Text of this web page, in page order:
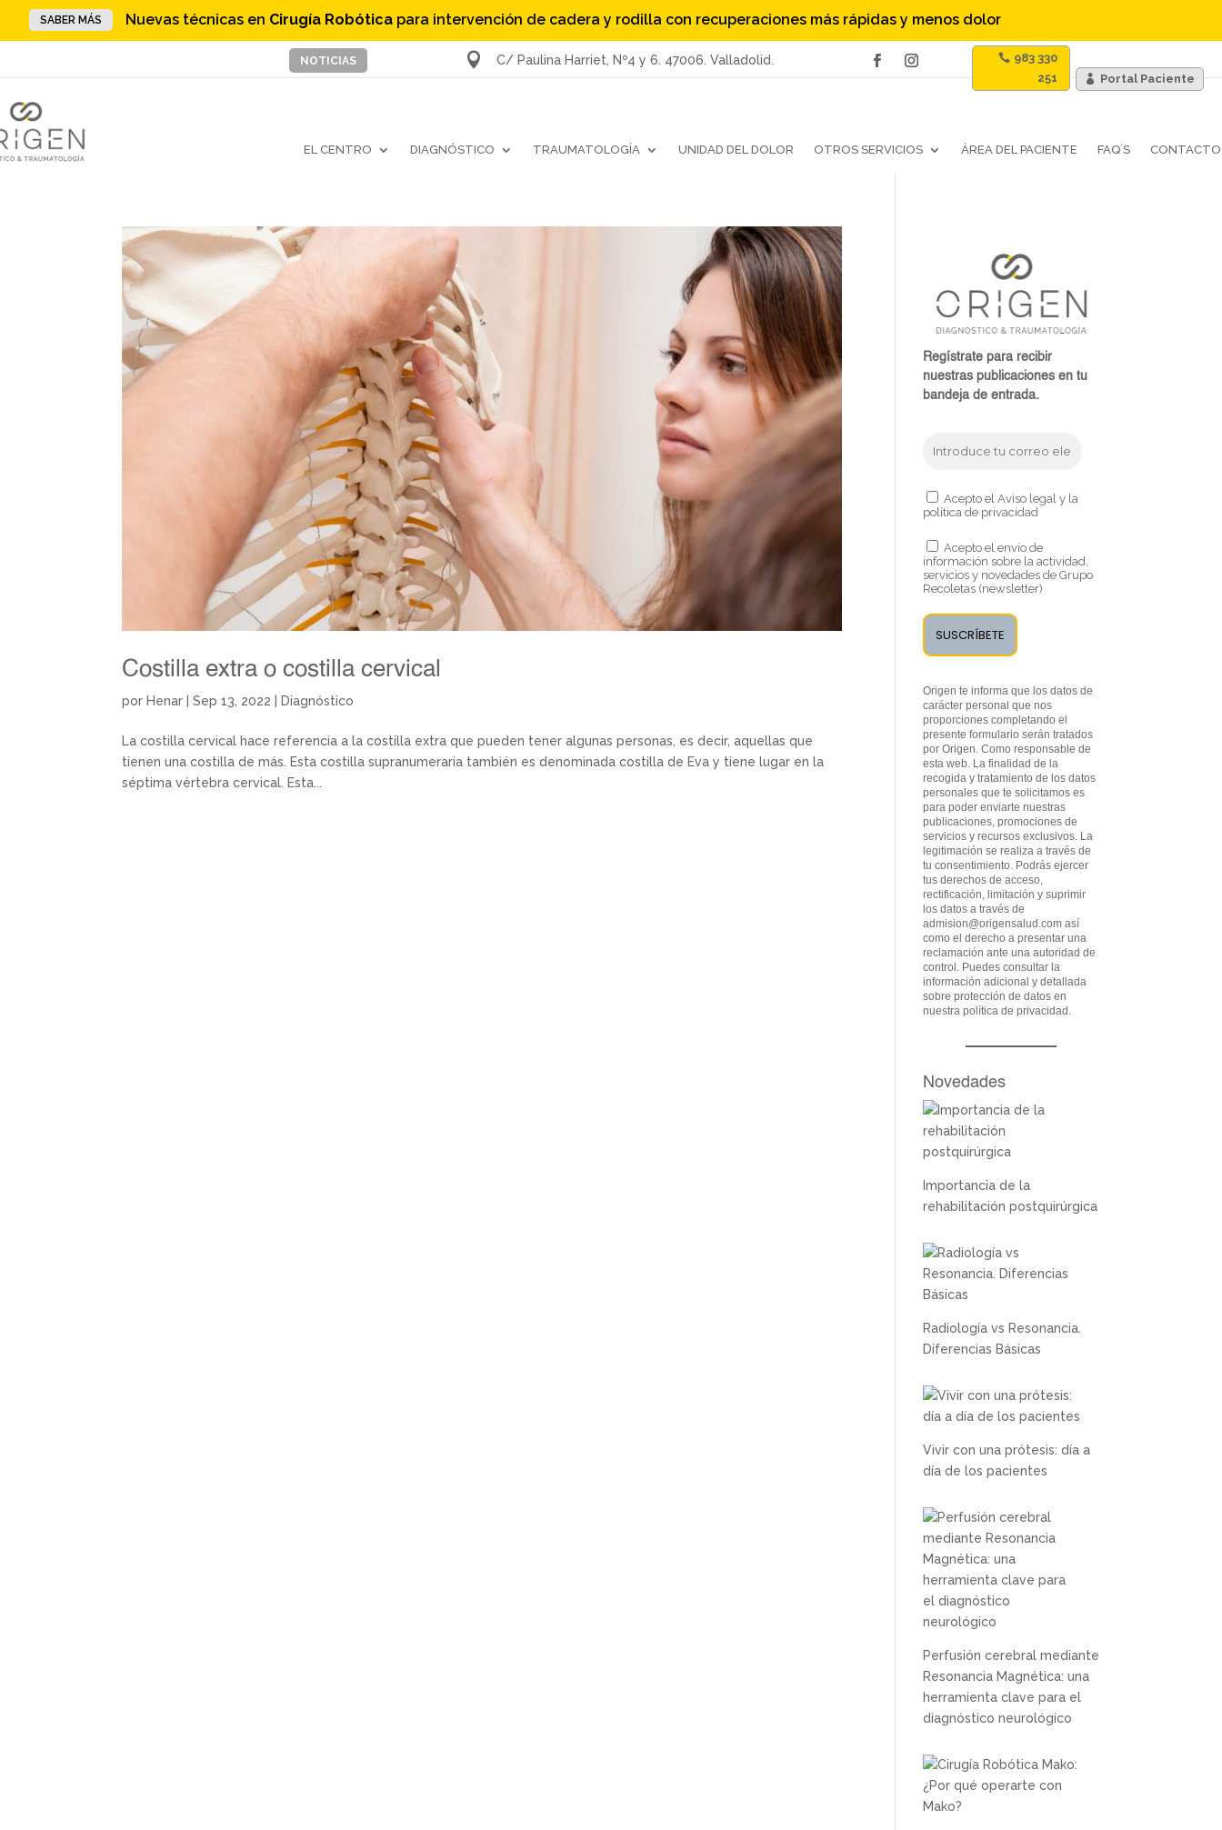
SABER MÁS Nuevas técnicas en Cirugía Robótica para intervención de cadera y rodilla con recuperaciones más rápidas y menos dolor
NOTICIAS  C/ Paulina Harriet, Nº4 y 6. 47006. Valladolid.
983 330
251
Portal Paciente
EL CENTRO DIAGNÓSTICO TRAUMATOLOGÍA UNIDAD DEL DOLOR OTROS SERVICIOS ÁREA DEL PACIENTE FAQ´S CONTACTO
Costilla extra o costilla cervical
por Henar |Sep 13, 2022 Diagnóstico
La costilla cervical hace referencia a la costilla extra que pueden tener algunas personas, es decir, aquellas que
tienen una costilla de más. Esta costilla supranumeraria también es denominada costilla de Eva y tiene lugar en la
séptima vértebra cervical. Esta...
Regístrate para recibir
nuestras publicaciones en tu
bandeja de entrada.
Acepto el Aviso legal y la
política de privacidad
Acepto el envío de
información sobre la actividad,
servicios y novedades de Grupo
Recoletas (newsletter)
Origen te informa que los datos de
carácter personal que nos
proporciones completando el
presente formulario serán tratados
por Origen. Como responsable de
esta web. La finalidad de la
recogida y tratamiento de los datos
personales que te solicitamos es
para poder enviarte nuestras
publicaciones, promociones de
servicios y recursos exclusivos. La
legitimación se realiza a través de
tu consentimiento. Podrás ejercer
tus derechos de acceso,
rectificación, limitación y suprimir
los datos a través de
admision@origensalud.com así
como el derecho a presentar una
reclamación ante una autoridad de
control. Puedes consultar la
información adicional y detallada
sobre protección de datos en
nuestrapolítica de privacidad
Novedades
Importancia de la
rehabilitación postquirúrgica
Radiología vs Resonancia.
Diferencias Básicas
Vivir con una prótesis: día a
día de los pacientes
Perfusión cerebral mediante
Resonancia Magnética: una
herramienta clave para el
diagnóstico neurológico